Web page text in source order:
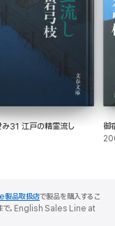
31 江戸の精霊流し 御
品取扱店で製品を購入するこ
で。English Sales Line at